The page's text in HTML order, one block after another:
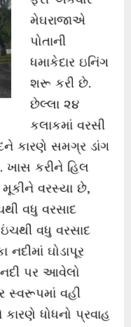
મેઘરાજાએ
પોતાની
ધમાકેદાર ઇનિંગ
શરૂ કરી છે.
છેલ્લા ૨૪
કલાકમાં વરસી
કારણે સમગ્ર ડાંગ
કરીને હિલ
મૂકીને વરસ્યા છે,
વધુ વરસાદ
વધુ વરસાદ
નદીમાં ઘોડાપૂર
પર આવેલો
સ્વરૂપમાં વહી
ધોધનો પ્રવાહ